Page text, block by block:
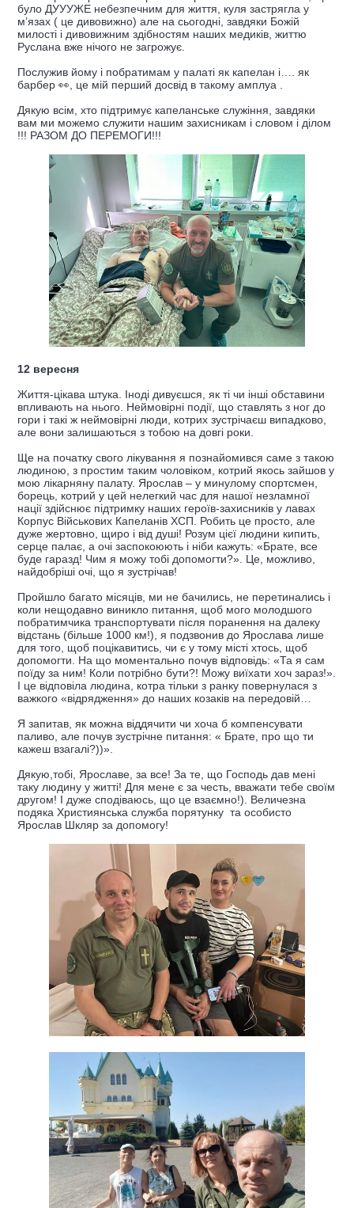
було ДУУУЖЕ небезпечним для життя, куля застрягла у
мʼязах ( це дивовижно) але на сьогодні, завдяки Божій
милості і дивовижним здібностям наших медиків, життю
Руслана вже нічого не загрожує.
Послужив йому і побратимам у палаті як капелан і…. як
барбер 👀, це мій перший досвід в такому амплуа .
Дякую всім, хто підтримує капеланське служіння, завдяки
вам ми можемо служити нашим захисникам і словом і ділом
!!! РАЗОМ ДО ПЕРЕМОГИ!!!
12 вересня
Життя-цікава штука. Іноді дивуєшся, як ті чи інші обставини
впливають на нього. Неймовірні події, що ставлять з ног до
гори і такі ж неймовірні люди, котрих зустрічаєш випадково,
але вони залишаються з тобою на довгі роки.
Ще на початку свого лікування я познайомився саме з такою
людиною, з простим таким чоловіком, котрий якось зайшов у
мою лікарняну палату. Ярослав – у минулому спортсмен,
борець, котрий у цей нелегкий час для нашої незламної
нації здійснює підтримку наших героїв-захисників у лавах
Корпус Військових Капеланів ХСП. Робить це просто, але
дуже жертовно, щиро і від душі! Розум цієї людини кипить,
серце палає, а очі заспокоюють і ніби кажуть: «Брате, все
буде гаразд! Чим я можу тобі допомогти?». Це, можливо,
найдобріші очі, що я зустрічав!
Пройшло багато місяців, ми не бачились, не перетинались і
коли нещодавно виникло питання, щоб мого молодшого
побратимчика транспортувати після поранення на далеку
відстань (більше 1000 км!), я подзвонив до Ярослава лише
для того, щоб поцікавитись, чи є у тому місті хтось, щоб
допомогти. На що моментально почув відповідь: «Та я сам
поїду за ним! Коли потрібно бути?! Можу виїхати хоч зараз!».
І це відповіла людина, котра тільки з ранку повернулася з
важкого «відрядження» до наших козаків на передовій…
Я запитав, як можна віддячити чи хоча б компенсувати
паливо, але почув зустрічне питання: « Брате, про що ти
кажеш взагалі?))».
Дякую,тобі, Ярославе, за все! За те, що Господь дав мені
таку людину у житті! Для мене є за честь, вважати тебе своїм
другом! І дуже сподіваюсь, що це взаємно!). Величезна
подяка Християнська служба порятунку та особисто
Ярослав Шкляр за допомогу!